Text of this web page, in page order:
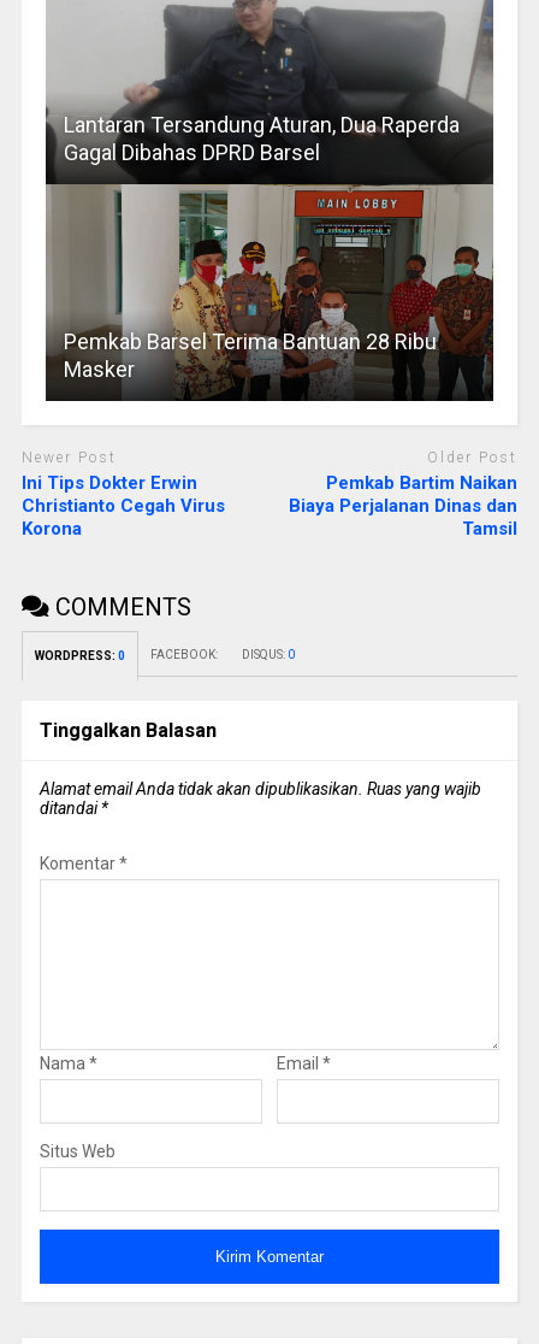
Lantaran Tersandung Aturan, Dua Raperda
Gagal Dibahas DPRD Barsel
Pemkab Barsel Terima Bantuan 28 Ribu
Masker
Newer Post
Ini Tips Dokter Erwin
Christianto Cegah Virus
Korona
Older Post
Pemkab Bartim Naikan
Biaya Perjalanan Dinas dan
Tamsil
COMMENTS
WORDPRESS: 0 FACEBOOK: DISQUS: 0
Tinggalkan Balasan
Alamat email Anda tidak akan dipublikasikan. Ruas yang wajib
ditandai*
Komentar*
Nama * Email *
Situs Web